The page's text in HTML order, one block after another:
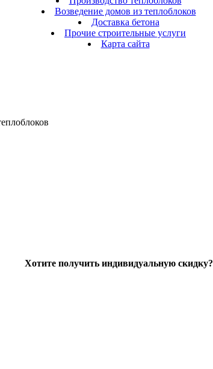
Возведение домов из теплоблоков
Доставка бетона
Прочие строительные услуги
Карта сайта
Хотите получить индивидуальную скидку?